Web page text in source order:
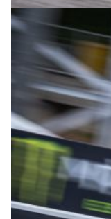
© intactGP